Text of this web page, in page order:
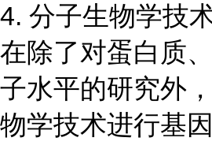
4. 分子生物学技
在除了对蛋白质
子水平的研究外
物学技术进行基